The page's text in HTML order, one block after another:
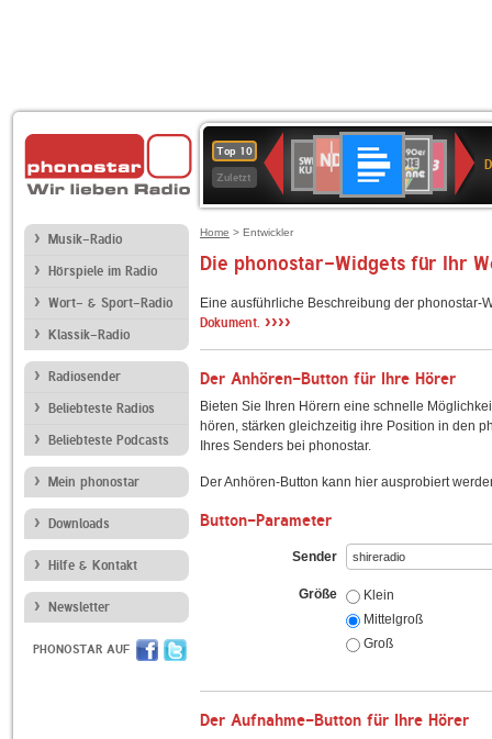
Top 10
Zuletzt
Deutschlandfunk
80er
90er
OLDIE
ANTENNE
SWR3
SWR
Kultur
2
Musik-Radio
Hörspiele im Radio
Wort- & Sport-Radio
Klassik-Radio
Radiosender
Beliebteste Radios
Beliebteste Podcasts
Mein phonostar
Downloads
Hilfe & Kontakt
Newsletter
PHONOSTAR AUF
Home > Entwickler
Die phonostar-Widgets für Ihr
Eine ausführliche Beschreibung der
Dokument. ››››
Der Anhören-Button für Ihre Hörer
Bieten Sie Ihren Hörern eine schnelle
hören, stärken gleichzeitig ihre Position in den
Ihres Senders bei phonostar.
Der Anhören-Button kann hier ausprobiert
Button-Parameter
Sender
Größe
Klein
Mittelgroß
Groß
Der Aufnahme-Button für Ihre Hörer